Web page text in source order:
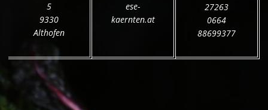
5
9330
Althofen
ese-
kaernten.at
27263
0664
88699377